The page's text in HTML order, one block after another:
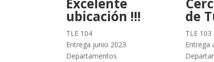
ubicación !!!
TLE 104
Entrega junio 2023
Departamentos
de
TLE 103
Entrega